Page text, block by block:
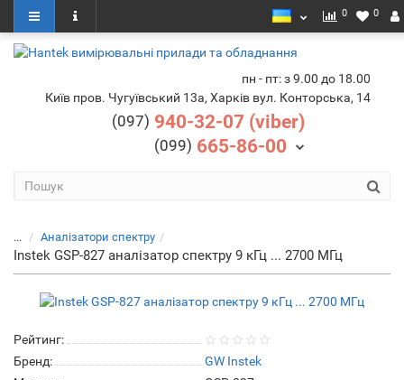
0 0
пн - пт: з 9.00 до 18.00
Київ пров. Чугуївський 13а, Харків вул. Конторська, 14
(097) 940-32-07 (viber)
(099) 665-86-00
... Аналізатори спектру
Instek GSP-827 аналізатор спектру 9 кГц ... 2700 МГц
Рейтинг:
Бренд:
GW Instek